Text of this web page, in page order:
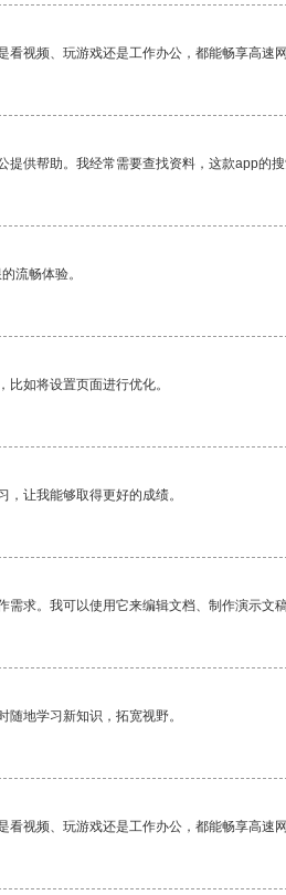
视频、玩游戏还是工作办公，都能畅享高
供帮助。我经常需要查找资料，这款app的
流畅体验。
如将设置页面进行优化。
让我能够取得更好的成绩。
求。我可以使用它来编辑文档、制作演示文
地学习新知识，拓宽视野。
视频、玩游戏还是工作办公，都能畅享高速